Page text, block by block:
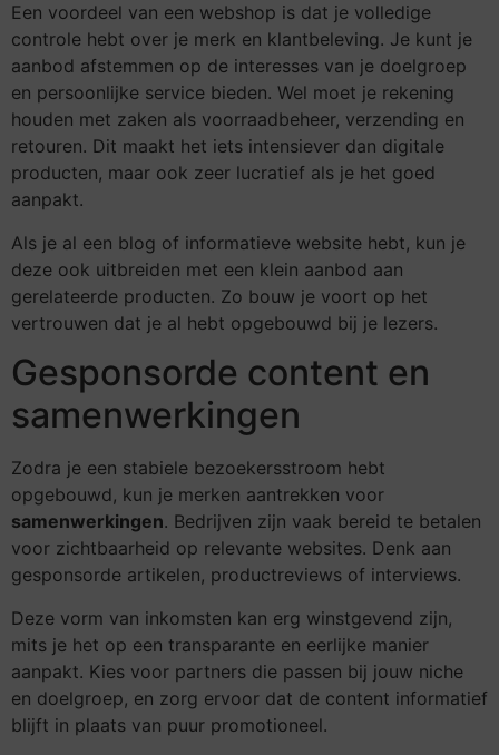
Een voordeel van een webshop is dat je volledige
controle hebt over je merk en klantbeleving. Je kunt je
aanbod afstemmen op de interesses van je doelgroep
en persoonlijke service bieden. Wel moet je rekening
houden met zaken als voorraadbeheer, verzending en
retouren. Dit maakt het iets intensiever dan digitale
producten, maar ook zeer lucratief als je het goed
aanpakt.
Als je al een blog of informatieve website hebt, kun je
deze ook uitbreiden met een klein aanbod aan
gerelateerde producten. Zo bouw je voort op het
vertrouwen dat je al hebt opgebouwd bij je lezers.
Gesponsorde content en
samenwerkingen
Zodra je een stabiele bezoekersstroom hebt
opgebouwd, kun je merken aantrekken voor
samenwerkingen. Bedrijven zijn vaak bereid te betalen
voor zichtbaarheid op relevante websites. Denk aan
gesponsorde artikelen, productreviews of interviews.
Deze vorm van inkomsten kan erg winstgevend zijn,
mits je het op een transparante en eerlijke manier
aanpakt. Kies voor partners die passen bij jouw niche
en doelgroep, en zorg ervoor dat de content informatief
blijft in plaats van puur promotioneel.